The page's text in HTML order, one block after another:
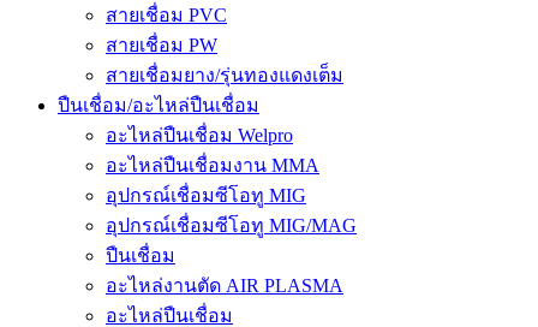
สายเชื่อม PVC
สายเชื่อม PW
สายเชื่อมยาง/รุ่นทองแดงเต็ม
ปืนเชื่อม/อะไหล่ปืนเชื่อม
อะไหล่ปืนเชื่อม Welpro
อะไหล่ปืนเชื่อมงาน MMA
อุปกรณ์เชื่อมซีโอทู MIG
อุปกรณ์เชื่อมซีโอทู MIG/MAG
ปืนเชื่อม
อะไหล่งานตัด AIR PLASMA
อะไหล่ปืนเชื่อม